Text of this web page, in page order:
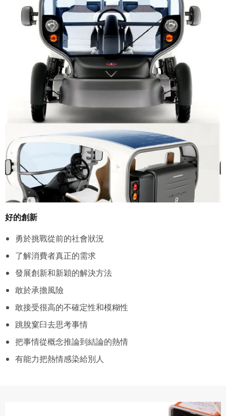
好的創新
勇於挑戰從前的社會狀況
了解消費者真正的需求
發展創新和新穎的解決方法
敢於承擔風險
敢接受很高的不確定性和模糊性
跳脫窠臼去思考事情
把事情從概念推論到結論的熱情
有能力把熱情感染給別人